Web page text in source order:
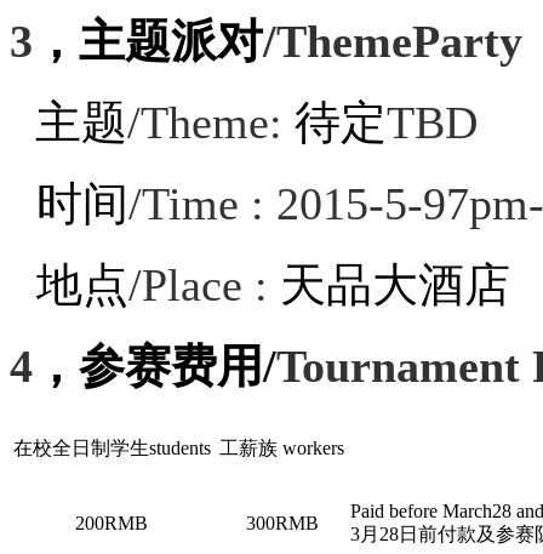
3 ，主题派对/ThemeParty
主题/Theme: 待定TBD
时间/Time : 2015-5-
地点/Place : 天品大酒店
4 ，参赛费用/Tournament
在校全日制学生students 工薪族 workers
200RMB 300RMB
Paid before March28
3月 28日前付款及参赛